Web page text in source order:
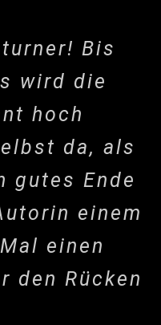
Bis
wird die
hoch
da, als
gutes Ende
einem
einen
den Rücken